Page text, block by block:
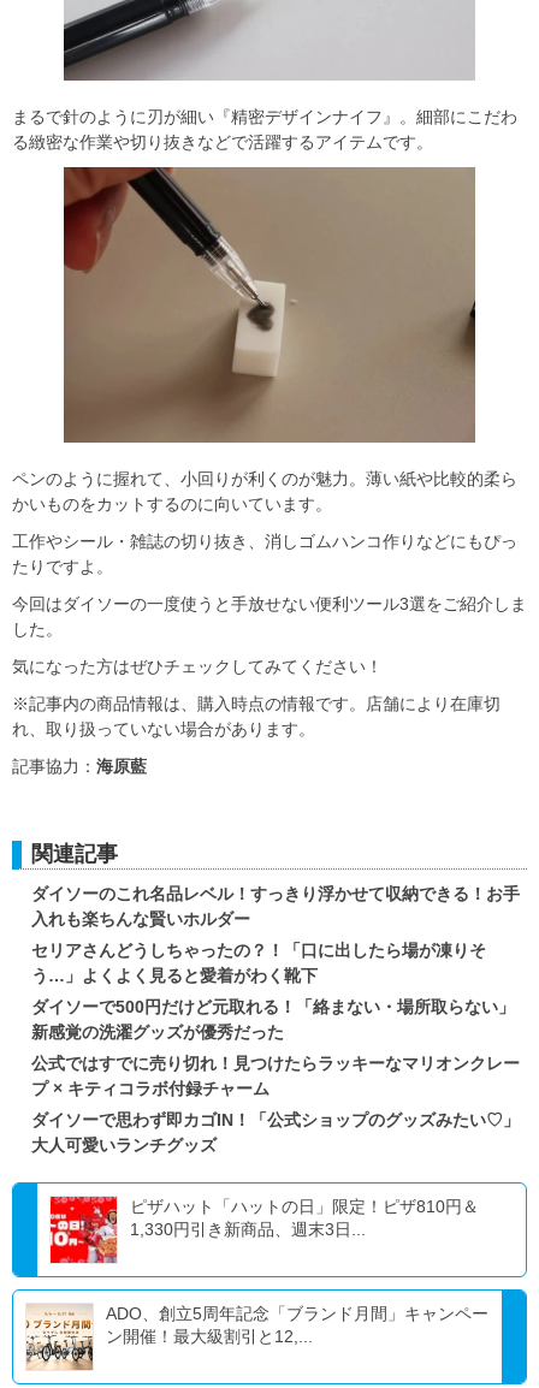
まるで針のように刃が細い『精密デザインナイフ』。細部にこだわ
る緻密な作業や切り抜きなどで活躍するアイテムです。
ペンのように握れて、小回りが利くのが魅力。薄い紙や比較的柔ら
かいものをカットするのに向いています。
工作やシール・雑誌の切り抜き、消しゴムハンコ作りなどにもぴっ
たりですよ。
今回はダイソーの一度使うと手放せない便利ツール3選をご紹介しま
した。
気になった方はぜひチェックしてみてください！
※記事内の商品情報は、購入時点の情報です。店舗により在庫切
れ、取り扱っていない場合があります。
記事協力： 海原藍
関連記事
ダイソーのこれ名品レベル！すっきり浮かせて収納できる！お手
入れも楽ちんな賢いホルダー
セリアさんどうしちゃったの？！「口に出したら場が凍りそ
う…」よくよく見ると愛着がわく靴下
ダイソーで500円だけど元取れる！「絡まない・場所取らない」
新感覚の洗濯グッズが優秀だった
公式ではすでに売り切れ！見つけたらラッキーなマリオンクレー
プ × キティコラボ付録チャーム
ダイソーで思わず即カゴIN！「公式ショップのグッズみたい♡」
大人可愛いランチグッズ
ピザハット「ハットの日」限定！ピザ810円＆
1,330円引き新商品、週末3日...
ADO、創立5周年記念「ブランド月間」キャンペー
ン開催！最大級割引と12,...